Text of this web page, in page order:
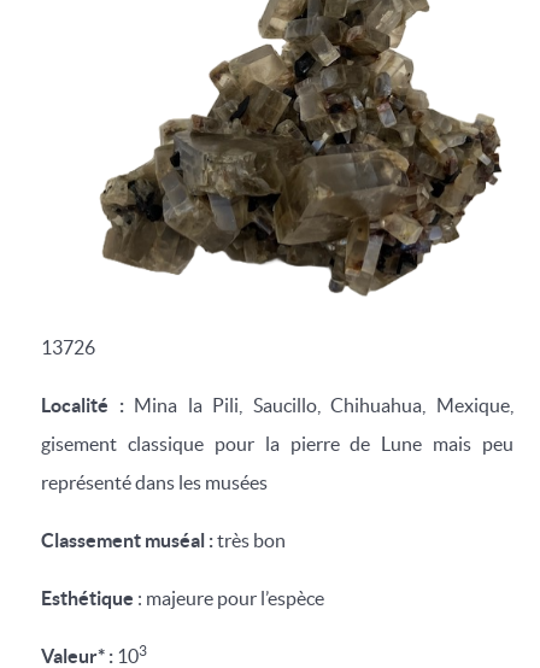
13726
Localité :Mina la Pili, Saucillo, Chihuahua, Mexique,
gisement classique pour la pierre de Lune mais peu
représenté dans les musées
Classement muséal :très bon
Esthétique : majeure pour l’espèce
Valeur* : 103